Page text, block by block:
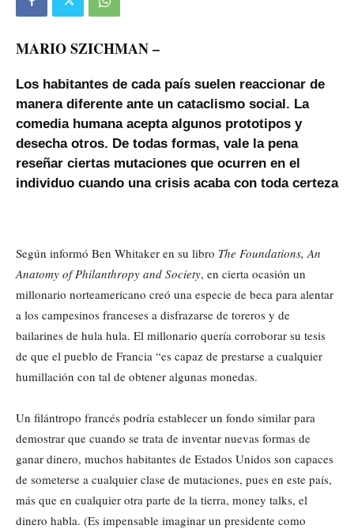
MARIO SZICHMAN –
Los habitantes de cada país suelen reaccionar de
manera diferente ante un cataclismo social. La
comedia humana acepta algunos prototipos y
desecha otros. De todas formas, vale la pena
reseñar ciertas mutaciones que ocurren en el
individuo cuando una crisis acaba con toda certeza
Según informó Ben Whitaker en su libro The Foundations, An
Anatomy of Philanthropy and Society, en cierta ocasión un
millonario norteamericano creó una especie de beca para alentar
a los campesinos franceses a disfrazarse de toreros y de
bailarines de hula hula. El millonario quería corroborar su tesis
de que el pueblo de Francia “es capaz de prestarse a cualquier
humillación con tal de obtener algunas monedas.
Un filántropo francés podría establecer un fondo similar para
demostrar que cuando se trata de inventar nuevas formas de
ganar dinero, muchos habitantes de Estados Unidos son capaces
de someterse a cualquier clase de mutaciones, pues en este país,
más que en cualquier otra parte de la tierra, money talks, el
dinero habla. (Es impensable imaginar un presidente como